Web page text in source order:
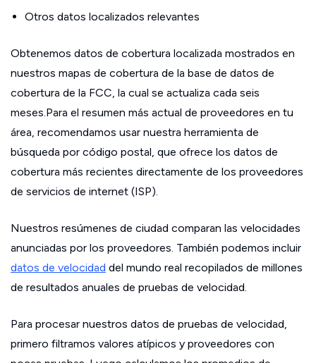
Otros datos localizados relevantes
Obtenemos datos de cobertura localizada mostrados en
nuestros mapas de cobertura de la base de datos de
cobertura de la FCC, la cual se actualiza cada seis
meses.Para el resumen más actual de proveedores en tu
área, recomendamos usar nuestra herramienta de
búsqueda por código postal, que ofrece los datos de
cobertura más recientes directamente de los proveedores
de servicios de internet (ISP).
Nuestros resúmenes de ciudad comparan las velocidades
anunciadas por los proveedores. También podemos incluir
datos de velocidad del mundo real recopilados de millones
de resultados anuales de pruebas de velocidad.
Para procesar nuestros datos de pruebas de velocidad,
primero filtramos valores atípicos y proveedores con